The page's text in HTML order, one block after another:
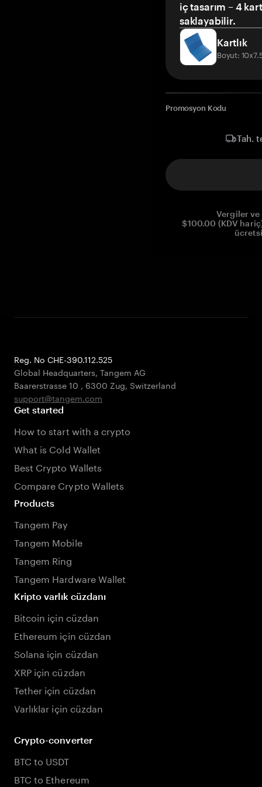
iç tasarım – 4
saklayabilir.
Kartlık
Boyut:
Promosyon Kodu
Tah.
Vergiler
$100.00 (KDV
Reg. No CHE-390.112.525
Global Headquarters, Tangem AG
Baarerstrasse 10 , 6300 Zug, Switzerland
support@tangem.com
Get started
How to start with a crypto
What is Cold Wallet
Best Crypto Wallets
Compare Crypto Wallets
Products
Tangem Pay
Tangem Mobile
Tangem Ring
Tangem Hardware Wallet
Kripto varlık cüzdanı
Bitcoin için cüzdan
Ethereum için cüzdan
Solana için cüzdan
XRP için cüzdan
Tether için cüzdan
Varlıklar için cüzdan
Crypto-converter
BTC to USDT
BTC to Ethereum